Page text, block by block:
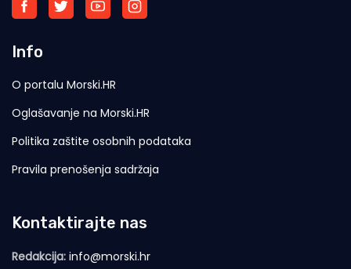
Info
O portalu Morski.HR
Oglašavanje na Morski.HR
Politika zaštite osobnih podataka
Pravila prenošenja sadržaja
Kontaktirajte nas
Redakcija: info@morski.hr